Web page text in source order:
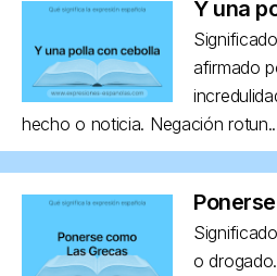
Y una
afirmado
hecho o noticia. Negación
o